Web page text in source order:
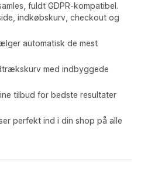
fuldt GDPR-kompatibel.
indkøbskurv, checkout og
automatisk de mest
med indbyggede
tilbud for bedste resultater
perfekt ind i din shop på alle